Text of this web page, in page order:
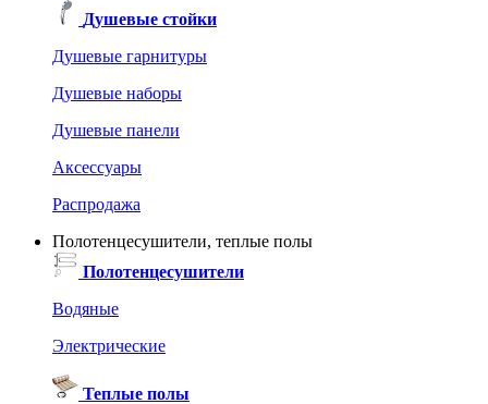
Душевые стойки
Душевые гарнитуры
Душевые наборы
Душевые панели
Аксессуары
Распродажа
Полотенцесушители, теплые полы
Полотенцесушители
Водяные
Электрические
Теплые полы